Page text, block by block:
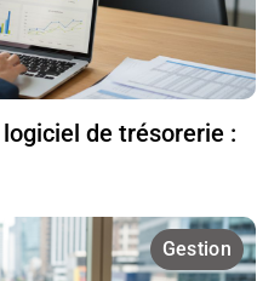
logiciel de trésorerie :
Gestion